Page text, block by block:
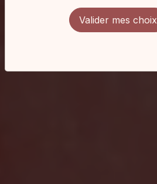
Valider mes choix